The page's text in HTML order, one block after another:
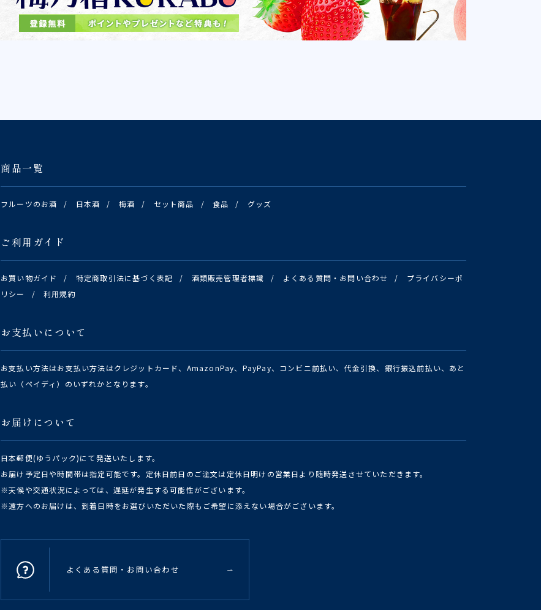
商品一覧
フルーツのお酒 / 日本酒 / 梅酒 / セット商品 / 食品 / グッズ
ご利用ガイド
お買い物ガイド / 特定商取引法に基づく表記 / 酒類販売管理者標識 / よくある質問・お問い合わせ /
プライバシーポ
リシー
/ 利用規約
お支払いについて
お支払い方法はお支払い方法はクレジットカード、AmazonPay、PayPay、コンビニ前払い、代金引換、銀行振込前払い、あと
払い（ペイディ）のいずれかとなります。
お届けについて
日本郵便(ゆうパック)にて発送いたします。
お届け予定日や時間帯は指定可能です。定休日前日のご注文は定休日明けの営業日より随時発送させていただきます。
※天候や交通状況によっては、遅延が発生する可能性がございます。
※遠方へのお届けは、到着日時をお選びいただいた際もご希望に添えない場合がございます。
よくある質問・お問い合わせ